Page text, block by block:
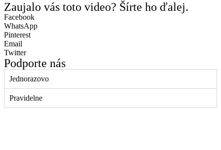
Zaujalo vás toto video? Šírte ho ďalej.
Facebook
WhatsApp
Pinterest
Email
Twitter
Podporte nás
Jednorazovo
Pravidelne